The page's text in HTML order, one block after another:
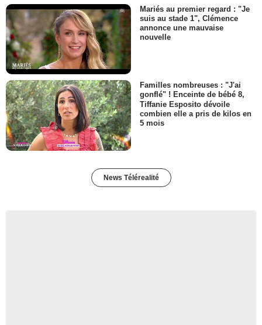
Mariés au premier regard : "Je
suis au stade 1", Clémence
annonce une mauvaise
nouvelle
Familles nombreuses : "J'ai
gonflé" ! Enceinte de bébé 8,
Tiffanie Esposito dévoile
combien elle a pris de kilos en
5 mois
News Télérealité